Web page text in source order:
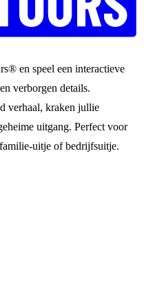
en speel een interactieve
verborgen details.
verhaal, kraken jullie
uitgang. Perfect voor
uitje of bedrijfsuitje.